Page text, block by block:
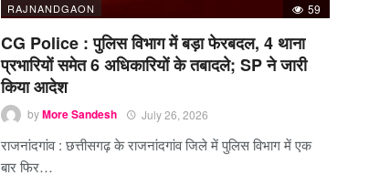
RAJNANDGAON 59
CG Police : पुलिस विभाग में बड़ा फेरबदल, 4 थाना
प्रभारियों समेत 6 अधिकारियों के तबादले; SP ने जारी
किया आदेश
byMore Sandesh July 26, 2026
राजनांदगांव : छत्तीसगढ़ के राजनांदगांव जिले में पुलिस विभाग में एक
बार फिर…